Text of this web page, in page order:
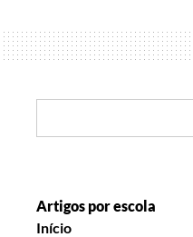
Artigos por escola
Início